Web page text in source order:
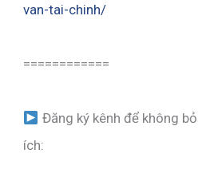
van-tai-chinh/
============
Đăng ký kênh để không
ích: